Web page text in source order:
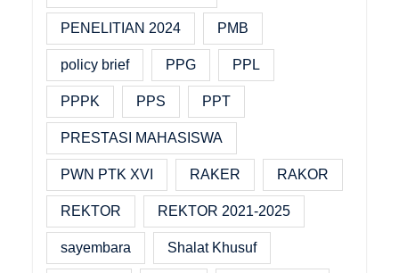
PENELITIAN 2024 PMB
policy brief PPG PPL
PPPK PPS PPT
PRESTASI MAHASISWA
PWN PTK XVI RAKER RAKOR
REKTOR REKTOR 2021-2025
sayembara Shalat Khusuf